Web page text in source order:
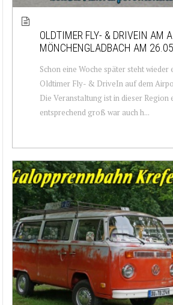
OLDTIMER FLY- & DRIVEIN AM
MÖNCHENGLADBACH AM
Schon eine Woche später steht wieder
Oldtimer Fly- & DriveIn auf dem
Die Veranstaltung ist in dieser Region
entsprechend groß war auch h...